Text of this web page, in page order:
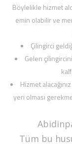
Böylelikle hizmet
emin olabilir ve
Çilingirci
Gelen
Hizmet
yeri olması
Tüm bu